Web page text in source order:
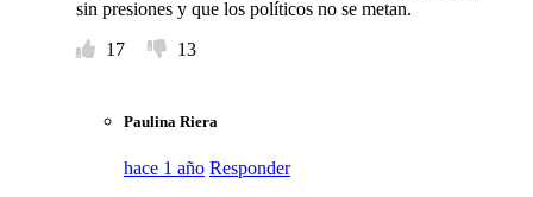
sin presiones y que los políticos no se metan.
17
13
Paulina Riera
hace 1 año Responder